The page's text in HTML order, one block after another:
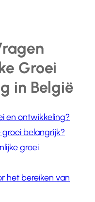
Groei
in België
en ontwikkeling?
groei belangrijk?
groei
het bereiken van